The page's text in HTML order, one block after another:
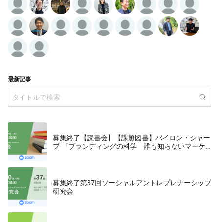
最新記事
募集終了【読書会】【課題図書】バイロン・シャー
プ 『ブランディングの科学 誰も知らないマーケ
募集終了第37回ソーシャルアントレプレナーシップ
研究会